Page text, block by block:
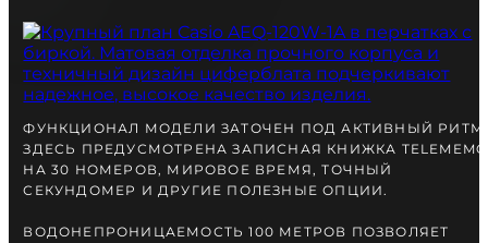
ФУНКЦИОНАЛ МОДЕЛИ ЗАТОЧЕН ПОД АКТИВНЫЙ
ЗДЕСЬ ПРЕДУСМОТРЕНА ЗАПИСНАЯ КНИЖКА TELEMEMO
НА 30 НОМЕРОВ, МИРОВОЕ ВРЕМЯ, ТОЧНЫЙ
СЕКУНДОМЕР И ДРУГИЕ ПОЛЕЗНЫЕ ОПЦИИ.
ВОДОНЕПРОНИЦАЕМОСТЬ 100 МЕТРОВ ПОЗВОЛЯЕТ